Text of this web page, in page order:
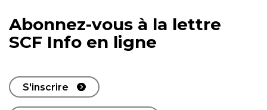
Abonnez-vous à la lettre
SCF Info en ligne
S'inscrire